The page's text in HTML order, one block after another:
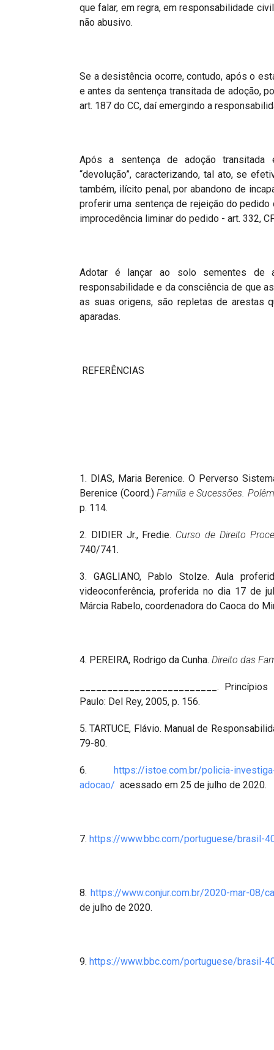
que falar, em regra, em responsabilidade
não abusivo.
Se a desistência ocorre, contudo, após o
e antes da sentença transitada de adoção,
art. 187 do CC, daí emergindo a
Após a sentença de adoção transitada
“devolução”, caracterizando, tal ato, se
também, ilícito penal, por abandono de
proferir uma sentença de rejeição do
improcedência liminar do pedido - art. 332,
Adotar é lançar ao solo sementes
responsabilidade e da consciência de que
as suas origens, são repletas de arestas
aparadas.
REFERÊNCIAS
1. DIAS, Maria Berenice. O Perverso
Berenice (Coord.)Familia e Sucessões.
p. 114.
2. DIDIER Jr., Fredie. Curso de Direito
740/741.
3. GAGLIANO, Pablo Stolze. Aula
videoconferência, proferida no dia 17 de
Márcia Rabelo, coordenadora do Caoca do
4. PEREIRA, Rodrigo da Cunha. Direito das
_________________________.
Paulo: Del Rey, 2005, p. 156.
5. TARTUCE, Flávio. Manual de
79-80.
6. https://istoe.com.br/policia-
adocao/ acessado em 25 de julho de 2020.
7. https://www.bbc.com/portuguese/brasil-
8.https://www.conjur.com.br/2020-mar-08/
de julho de 2020.
9. https://www.bbc.com/portuguese/brasil-